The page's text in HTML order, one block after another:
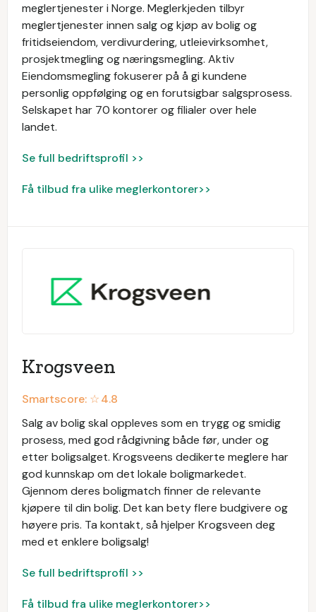
meglertjenester i Norge. Meglerkjeden tilbyr
meglertjenester innen salg og kjøp av bolig og
fritidseiendom, verdivurdering, utleievirksomhet,
prosjektmegling og næringsmegling. Aktiv
Eiendomsmegling fokuserer på å gi kundene
personlig oppfølging og en forutsigbar salgsprosess.
Selskapet har 70 kontorer og filialer over hele
landet.
Se full bedriftsprofil >>
Få tilbud fra ulike meglerkontorer>>
Krogsveen
Smartscore: ☆4.8
Salg av bolig skal oppleves som en trygg og smidig
prosess, med god rådgivning både før, under og
etter boligsalget. Krogsveens dedikerte meglere har
god kunnskap om det lokale boligmarkedet.
Gjennom deres boligmatch finner de relevante
kjøpere til din bolig. Det kan bety flere budgivere og
høyere pris. Ta kontakt, så hjelper Krogsveen deg
med et enklere boligsalg!
Se full bedriftsprofil >>
Få tilbud fra ulike meglerkontorer>>